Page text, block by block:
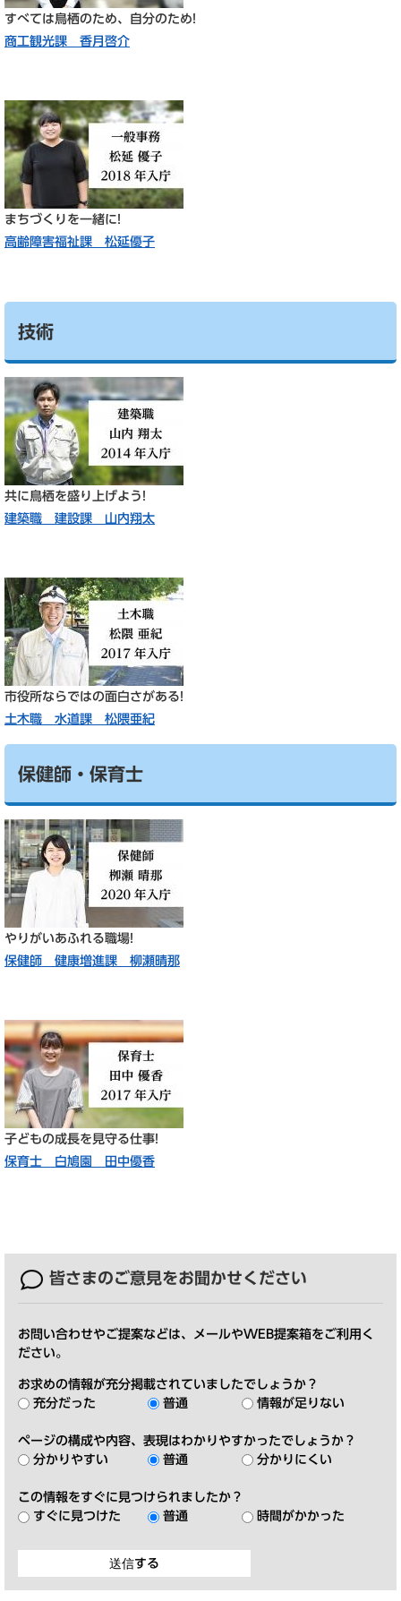
すべては鳥栖のため、自分のため!​
商工観光課 香月啓介
まちづくりを一緒に!​
高齢障害福祉課 松延優子
技術
共に鳥栖を盛り上げよう!​
建築職 建設課 山内翔太
市役所ならではの面白さがある!
土木職 水道課 松隈亜紀
保健師・保育士
やりがいあふれる職場!​
保健師 健康増進課 柳瀬晴那
子どもの成長を見守る仕事!
保育士 白鳩園 田中優香
皆さまのご意見をお聞かせください
お問い合わせやご提案などは、メールやWEB提案箱をご利用く
ださい。
お求めの情報が充分掲載されていましたでしょうか？
充分だった
普通 情報が足りない
ページの構成や内容、表現はわかりやすかったでしょうか？
分かりやすい
普通 分かりにくい
この情報をすぐに見つけられましたか？
すぐに見つけた
普通 時間がかかった